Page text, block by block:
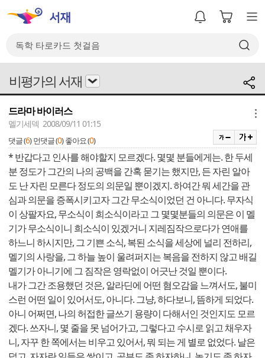
비평가의 서재
드라마 바이러스
멜기세덱 2008/09/11 01:15
댓글 (6) 먼댓글 (0) 좋아요 (0)
* 반갑다고 인사를 해야할지 모르겠다. 몇몇 분들에게는. 한 두세
분 정도가 그간의 나의 공백을 간혹 묻기는 했지만, 든 자린 알아
도 난 자린 모른다 정도의 의문일 뿐이겠지. 하여간 뭐 세간을 관
심과 의문을 증폭시키고자 그간 무소식이었던 건 아니다. 무자식
이 상팔자요, 무소식이 희소식이라고 그 몇몇분들의 의문은 이 멜
기가 무소식이니 희소식이 있겠거니 지레짐작으로다가 연애를
하느니 하시지만, 그 기쁜 소식, 복된 소식을 세상에 널리 전하리,
멜기의 사랑을, 그 하늘 높이 울려퍼지는 복음을 전하지 않고 배길
멜기가 아니기에 그 짐작은 영락없이 어긋난 것일 뿐이다.
내가 그간 조용했던 것은, 알라딘에 어떤 혐오감을 느껴서도, 불미
스런 어떤 일이 있어서도, 아니다. 그냥, 하다보니, 뜸하게 되었다.
아니 어쩌면, 나의 허접한 글쓰기 용량이 다해서인 것인지도 모르
겠다. 쓰자니, 몇 줄을 못 넘어가고, 그렇다고 수시로 읽고 채우자
니, 자꾸 한 쪽에서는 비우고 있어서, 뭐 되는 게 별로 없었다. 날은